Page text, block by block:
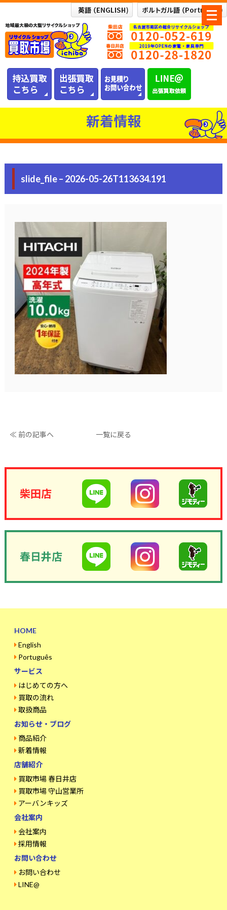
メ
ニ
ュ
ー
新着情報
slide_file – 2026-05-26T113634.191
≪ 前の記事へ 一覧に戻る
柴田店
春日井店
HOME
English
Português
サービス
はじめての方へ
買取の流れ
取扱商品
お知らせ・ブログ
商品紹介
新着情報
店舗紹介
買取市場 春日井店
買取市場 守山営業所
アーバンキッズ
会社案内
会社案内
採用情報
お問い合わせ
お問い合わせ
LINE@